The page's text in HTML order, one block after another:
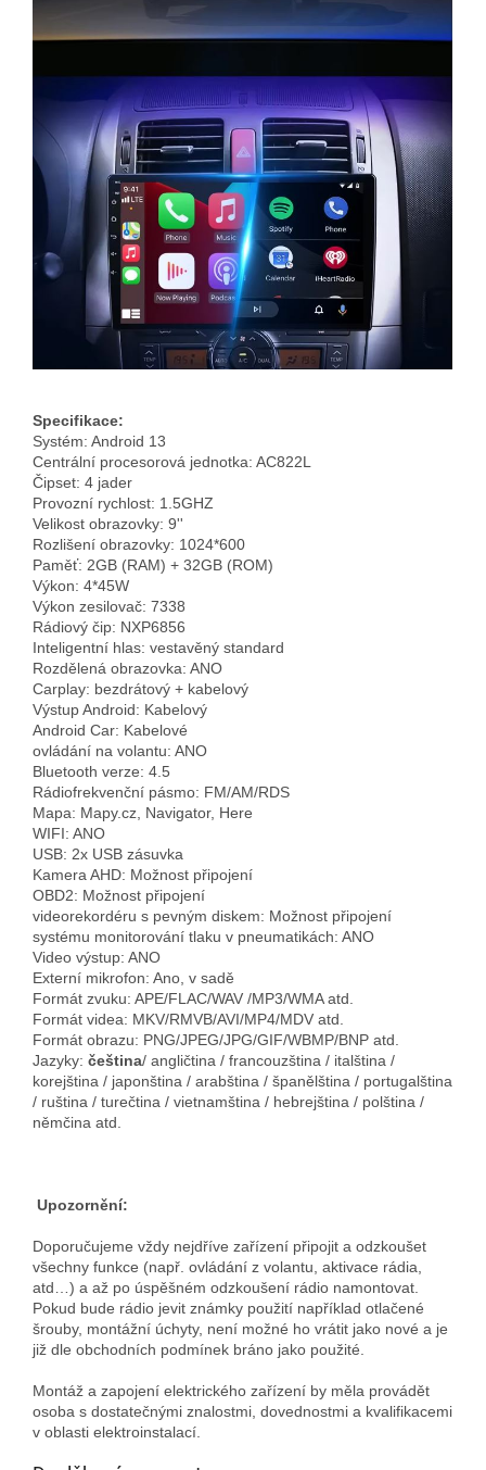
Specifikace:
Systém: Android 13
Centrální procesorová jednotka: AC822L
Čipset: 4 jader
Provozní rychlost: 1.5GHZ
Velikost obrazovky: 9''
Rozlišení obrazovky: 1024*600
Paměť: 2GB (RAM) + 32GB (ROM)
Výkon: 4*45W
Výkon zesilovač: 7338
Rádiový čip: NXP6856
Inteligentní hlas: vestavěný standard
Rozdělená obrazovka: ANO
Carplay: bezdrátový + kabelový
Výstup Android: Kabelový
Android Car: Kabelové
ovládání na volantu: ANO
Bluetooth verze: 4.5
Rádiofrekvenční pásmo: FM/AM/RDS
Mapa: Mapy.cz, Navigator, Here
WIFI: ANO
USB: 2x USB zásuvka
Kamera AHD: Možnost připojení
OBD2: Možnost připojení
videorekordéru s pevným diskem: Možnost připojení
systému monitorování tlaku v pneumatikách: ANO
Video výstup: ANO
Externí mikrofon: Ano, v sadě
Formát zvuku: APE/FLAC/WAV /MP3/WMA atd.
Formát videa: MKV/RMVB/AVI/MP4/MDV atd.
Formát obrazu: PNG/JPEG/JPG/GIF/WBMP/BNP atd.
Jazyky: čeština/ angličtina / francouzština / italština /
korejština / japonština / arabština / španělština / portugalština
/ ruština / turečtina / vietnamština / hebrejština / polština /
němčina atd.
Upozornění:
Doporučujeme vždy nejdříve zařízení připojit a odzkoušet
všechny funkce (např. ovládání z volantu, aktivace rádia,
atd…) a až po úspěšném odzkoušení rádio namontovat.
Pokud bude rádio jevit známky použití například otlačené
šrouby, montážní úchyty, není možné ho vrátit jako nové a je
již dle obchodních podmínek bráno jako použité.
Montáž a zapojení elektrického zařízení by měla provádět
osoba s dostatečnými znalostmi, dovednostmi a kvalifikacemi
v oblasti elektroinstalací.